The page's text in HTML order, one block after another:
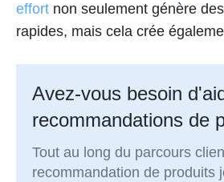
effort non seulement génère
rapides, mais cela crée
Avez-vous besoin
recommandations de
Tout au long du parcours
recommandation de produits